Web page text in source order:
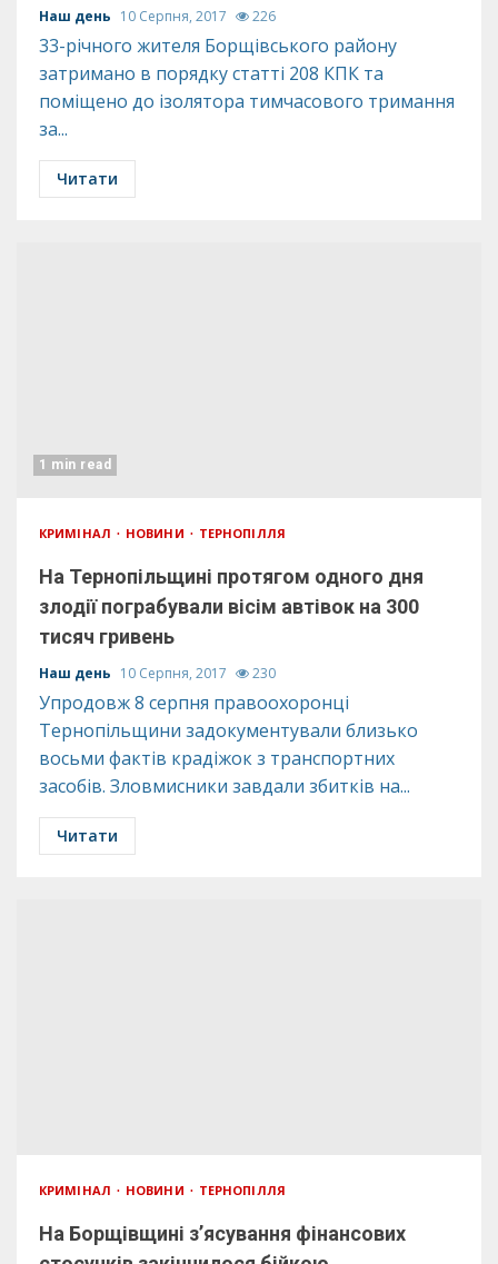
Наш день 10 Серпня, 2017 226
33-річного жителя Борщівського району
затримано в порядку статті 208 КПК та
поміщено до ізолятора тимчасового тримання
за...
Читати
1 min read
КРИМІНАЛ НОВИНИ ТЕРНОПІЛЛЯ
На Тернопільщині протягом одного дня
злодії пограбували вісім автівок на 300
тисяч гривень
Наш день 10 Серпня, 2017 230
Упродовж 8 серпня правоохоронці
Тернопільщини задокументували близько
восьми фактів крадіжок з транспортних
засобів. Зловмисники завдали збитків на...
Читати
КРИМІНАЛ НОВИНИ ТЕРНОПІЛЛЯ
На Борщівщині з’ясування фінансових